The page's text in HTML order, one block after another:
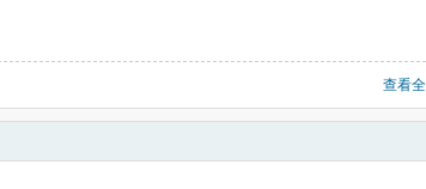
查看